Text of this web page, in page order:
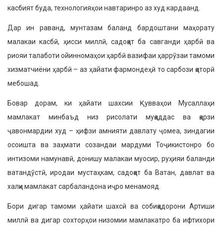
касбият буда, технологияҳои навтаринро аз худ кардаанд.
Дар ин раванд, мунтазам баланд бардоштани маҳорату
малакаи касбӣ, ҳисси миллӣ, садоқат ба савганди ҳарбӣ ва
риояи талаботи ойинномаҳои ҳарбӣ вазифаи ҳаррӯзаи тамоми
хизматчиёни ҳарбӣ – аз ҳайати фармондеҳӣ то сарбози қаторӣ
мебошад.
Бовар дорам, ки ҳайати шахсии Қувваҳои Мусаллаҳи
мамлакат минбаъд низ рисолати муқаддас ва қарзи
ҷавонмардии худ – ҳифзи амнияти давлату ҷомеа, зиндагии
осоишта ва заҳмати созандаи мардуми Тоҷикистонро бо
интизоми намунавӣ, донишу малакаи муосир, руҳияи баланди
ватандӯстӣ, иродаи мустаҳкам, садоқат ба Ватан, давлат ва
халқи мамлакат сарбаландона иҷро менамояд.
Бори дигар тамоми ҳайати шахсӣ ва собиқадорони Артиши
миллӣ ва дигар сохторҳои низомии мамлакатро ба ифтихори